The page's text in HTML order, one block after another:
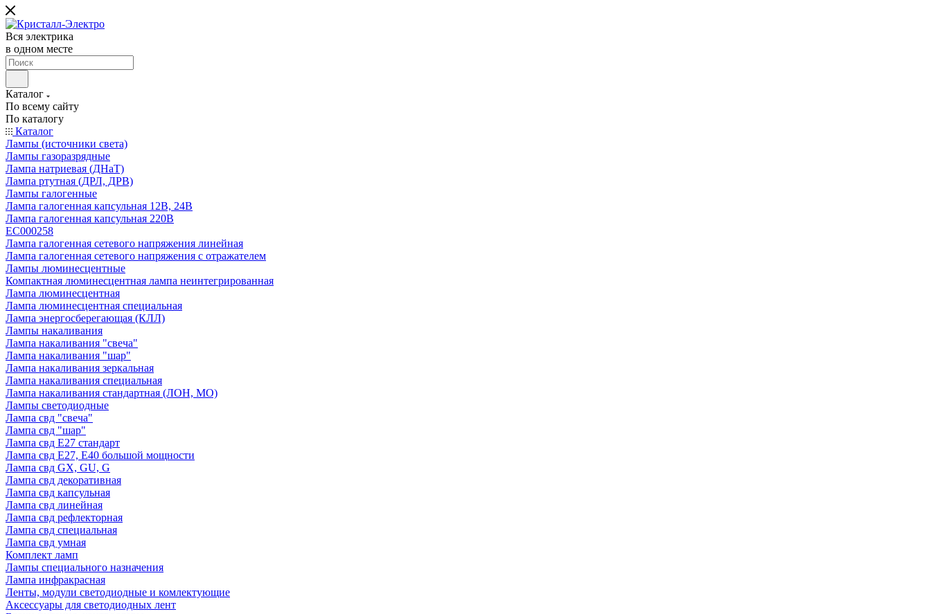
Вся электрика
в одном месте
Каталог
По всему сайту
По каталогу
Каталог
Лампы (источники света)
Лампы газоразрядные
Лампа натриевая (ДНаТ)
Лампа ртутная (ДРЛ, ДРВ)
Лампы галогенные
Лампа галогенная капсульная 12В, 24В
Лампа галогенная капсульная 220В
EC000258
Лампа галогенная сетевого напряжения линейная
Лампа галогенная сетевого напряжения с отражателем
Лампы люминесцентные
Компактная люминесцентная лампа неинтегрированная
Лампа люминесцентная
Лампа люминесцентная специальная
Лампа энергосберегающая (КЛЛ)
Лампы накаливания
Лампа накаливания "свеча"
Лампа накаливания "шар"
Лампа накаливания зеркальная
Лампа накаливания специальная
Лампа накаливания стандартная (ЛОН, МО)
Лампы светодиодные
Лампа свд "свеча"
Лампа свд "шар"
Лампа свд E27 стандарт
Лампа свд E27, Е40 большой мощности
Лампа свд GX, GU, G
Лампа свд декоративная
Лампа свд капсульная
Лампа свд линейная
Лампа свд рефлекторная
Лампа свд специальная
Лампа свд умная
Комплект ламп
Лампы специального назначения
Лампа инфракрасная
Ленты, модули светодиодные и комлектующие
Аксессуары для светодиодных лент